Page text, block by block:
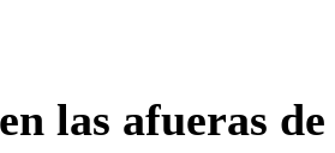
las afueras de